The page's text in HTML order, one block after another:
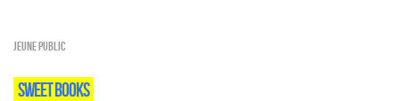
Jeune public
SWEET BOOKS